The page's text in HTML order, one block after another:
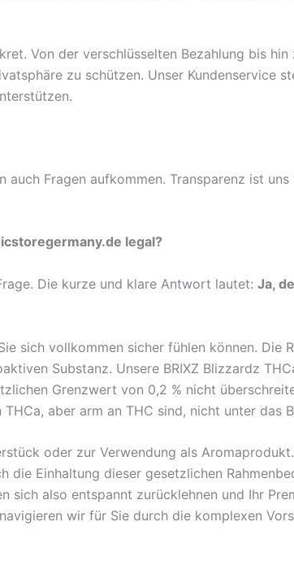
Von der verschlüsselten Bezahlung bis
zu schützen. Unser Kundenservice
Fragen aufkommen. Transparenz ist
legal?
Die kurze und klare Antwort lautet: Ja,
sich vollkommen sicher fühlen können. Die
Substanz. Unsere BRIXZ Blizzardz
Grenzwert von 0,2 % nicht
aber arm an THC sind, nicht unter das
oder zur Verwendung als
Einhaltung dieser gesetzlichen
sich also entspannt zurücklehnen und Ihr
wir für Sie durch die komplexen